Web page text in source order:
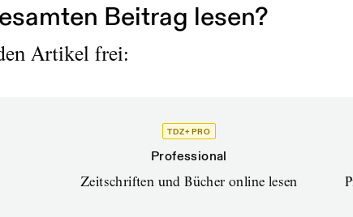
Beitrag lesen?
Artikel frei:
TDZ+ PRO
Professional
Zeitschriften und Bücher online lesen